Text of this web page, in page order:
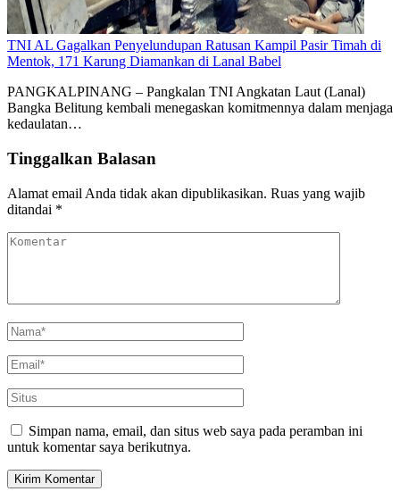
TNI AL Gagalkan Penyelundupan Ratusan Kampil Pasir Timah di
Mentok, 171 Karung Diamankan di Lanal Babel
PANGKALPINANG – Pangkalan TNI Angkatan Laut (Lanal)
Bangka Belitung kembali menegaskan komitmennya dalam menjaga
kedaulatan…
Tinggalkan Balasan
Alamat email Anda tidak akan dipublikasikan. Ruas yang wajib
ditandai *
Simpan nama, email, dan situs web saya pada peramban ini
untuk komentar saya berikutnya.